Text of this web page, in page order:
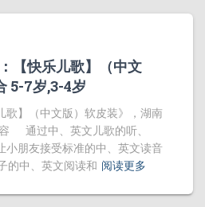
【快乐儿歌】（中文
5-7岁,3-4岁
歌】（中文版）软皮装》，湖南
通过中、英文儿歌的听、
小朋友接受标准的中、英文读音
中、英文阅读和 阅读更多